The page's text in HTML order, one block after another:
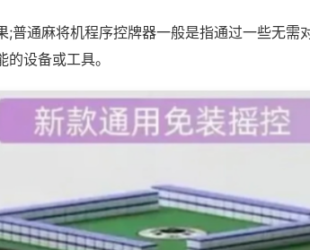
;普通麻将机程序控牌器一般是指通过一些无需
设备或工具。